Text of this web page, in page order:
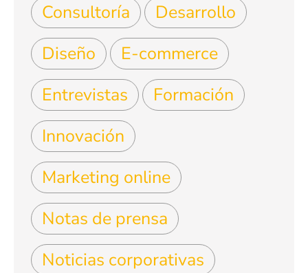
Consultoría
Desarrollo
Diseño
E-commerce
Entrevistas
Formación
Innovación
Marketing online
Notas de prensa
Noticias corporativas